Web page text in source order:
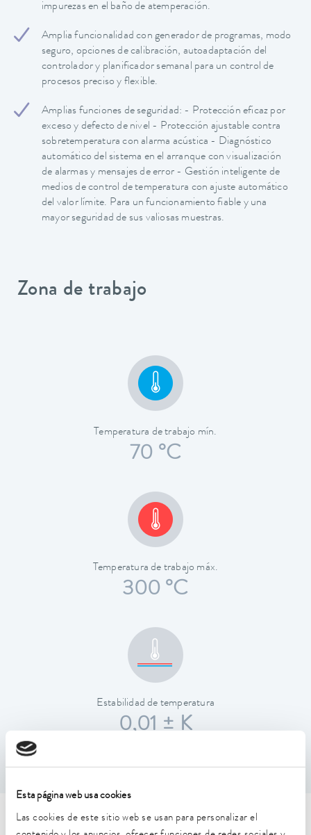
Esta página web usa cookies
Las cookies de este sitio web se usan para personalizar el
impurezas en el baño de atemperación.
Amplia funcionalidad con generador de programas, modo
seguro, opciones de calibración, autoadaptación del
controlador y planificador semanal para un control de
procesos preciso y flexible.
Amplias funciones de seguridad: - Protección eficaz por
exceso y defecto de nivel - Protección ajustable contra
sobretemperatura con alarma acústica - Diagnóstico
automático del sistema en el arranque con visualización
de alarmas y mensajes de error - Gestión inteligente de
medios de control de temperatura con ajuste automático
del valor límite. Para un funcionamiento fiable y una
mayor seguridad de sus valiosas muestras.
Zona de trabajo
Temperatura de trabajo mín.
70 °C
Temperatura de trabajo máx.
300 °C
Estabilidad de temperatura
0,01 ± K
Características técnicas (según